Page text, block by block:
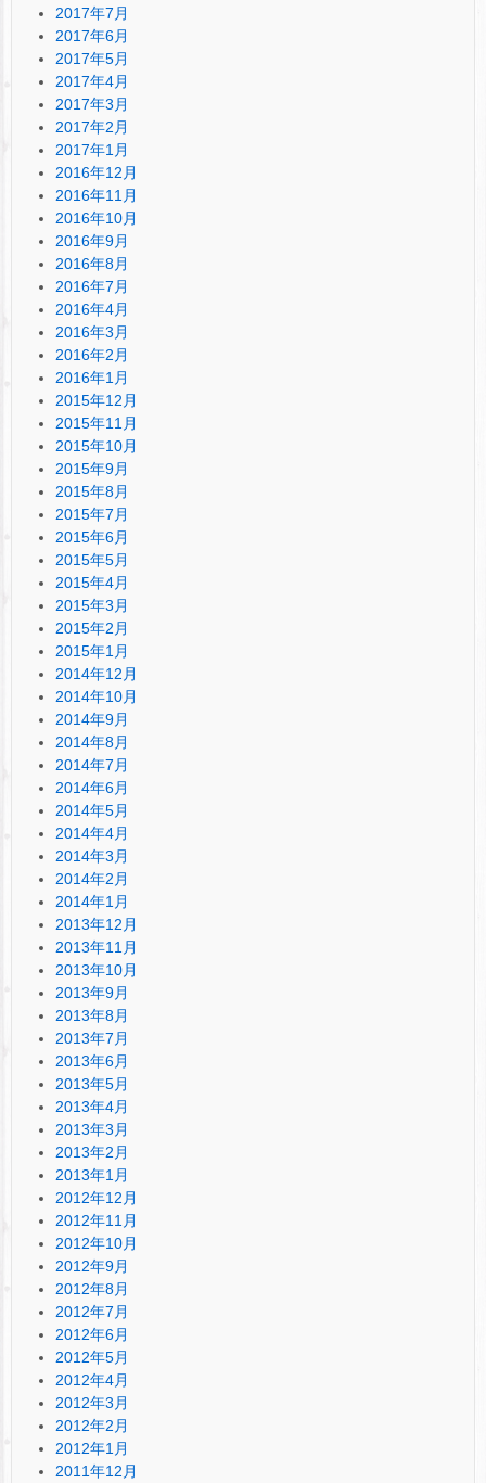
2017年7月
2017年6月
2017年5月
2017年4月
2017年3月
2017年2月
2017年1月
2016年12月
2016年11月
2016年10月
2016年9月
2016年8月
2016年7月
2016年4月
2016年3月
2016年2月
2016年1月
2015年12月
2015年11月
2015年10月
2015年9月
2015年8月
2015年7月
2015年6月
2015年5月
2015年4月
2015年3月
2015年2月
2015年1月
2014年12月
2014年10月
2014年9月
2014年8月
2014年7月
2014年6月
2014年5月
2014年4月
2014年3月
2014年2月
2014年1月
2013年12月
2013年11月
2013年10月
2013年9月
2013年8月
2013年7月
2013年6月
2013年5月
2013年4月
2013年3月
2013年2月
2013年1月
2012年12月
2012年11月
2012年10月
2012年9月
2012年8月
2012年7月
2012年6月
2012年5月
2012年4月
2012年3月
2012年2月
2012年1月
2011年12月